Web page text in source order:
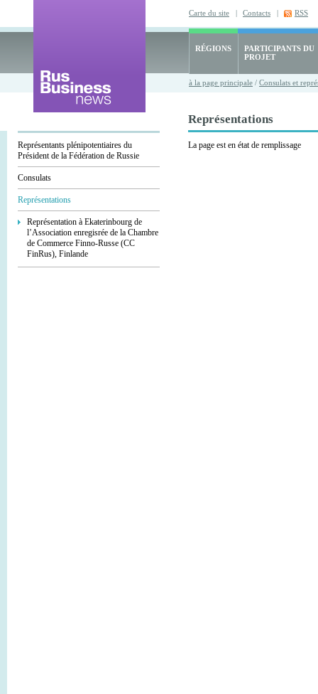
Carte du site | Contacts | RSS
RÉGIONS
PARTICIPANTS DU
PROJET
à la page principale / Consulats et
Représentants plénipotentiaires du
Président de la Fédération de Russie
Consulats
Représentations
Représentation à Ekaterinbourg de
l’Association enregisrée de la Chambre
de Commerce Finno-Russe (CC
FinRus), Finlande
Représentations
La page est en état de remplissage